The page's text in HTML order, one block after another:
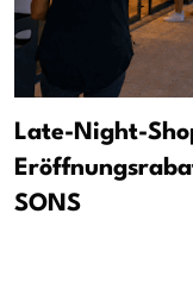
Late-Night-
SONS